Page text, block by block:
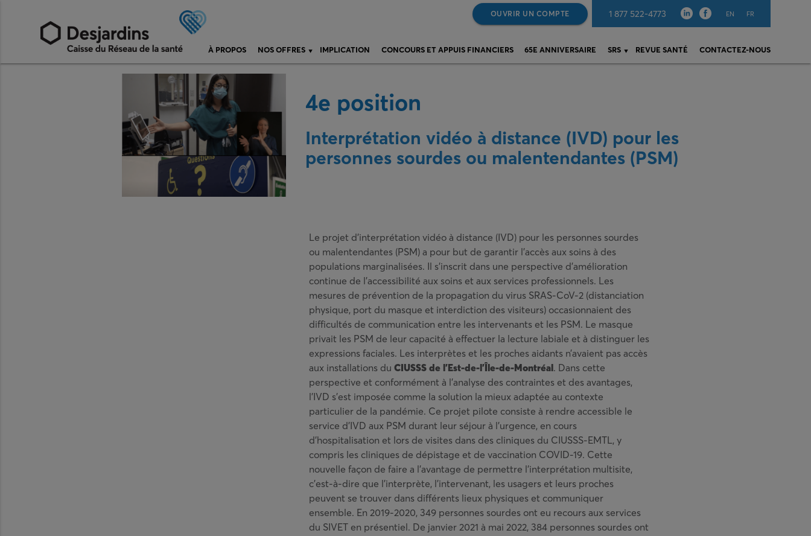
OUVRIR UN COMPTE 1 877 522-4773 EN FR
À PROPOS NOS OFFRES IMPLICATION CONCOURS ET APPUIS FINANCIERS 65E ANNIVERSAIRE SRS REVUE SANTÉ CONTACTEZ-NOUS
4e position
Interprétation vidéo à distance (IVD) pour les
personnes sourdes ou malentendantes (PSM)
Le projet d’interprétation vidéo à distance (IVD) pour les personnes sourdes
ou malentendantes (PSM) a pour but de garantir l’accès aux soins à des
populations marginalisées. Il s’inscrit dans une perspective d’amélioration
continue de l’accessibilité aux soins et aux services professionnels. Les
mesures de prévention de la propagation du virus SRAS-CoV-2 (distanciation
physique, port du masque et interdiction des visiteurs) occasionnaient des
difficultés de communication entre les intervenants et les PSM. Le masque
privait les PSM de leur capacité à effectuer la lecture labiale et à distinguer les
expressions faciales. Les interprètes et les proches aidants n’avaient pas accès
aux installations duCIUSSS de l’Est-de-l’Île-de-Montréal. Dans cette
perspective et conformément à l’analyse des contraintes et des avantages,
l’IVD s’est imposée comme la solution la mieux adaptée au contexte
particulier de la pandémie. Ce projet pilote consiste à rendre accessible le
service d’IVD aux PSM durant leur séjour à l’urgence, en cours
d’hospitalisation et lors de visites dans des cliniques du CIUSSS-EMTL, y
compris les cliniques de dépistage et de vaccination COVID-19. Cette
nouvelle façon de faire a l’avantage de permettre l’interprétation multisite,
c’est-à-dire que l’interprète, l’intervenant, les usagers et leurs proches
peuvent se trouver dans différents lieux physiques et communiquer
ensemble. En 2019-2020, 349 personnes sourdes ont eu recours aux services
du SIVET en présentiel. De janvier 2021 à mai 2022, 384 personnes sourdes ont